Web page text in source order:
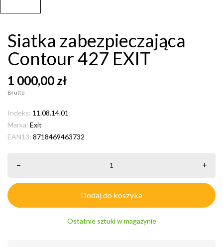
Siatka zabezpieczająca
Contour 427 EXIT
1 000,00 zł
Brutto
Indeks: 11.08.14.01
Marka: Exit
EAN13: 8718469463732
– +
Dodaj do koszyka
Ostatnie sztuki w magazynie